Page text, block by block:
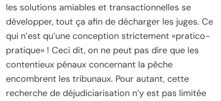
les solutions amiables et transactionnelles se
développer, tout ça afin de décharger les juges. Ce
qui n’est qu’une conception strictement «pratico-
pratique» ! Ceci dit, on ne peut pas dire que les
contentieux pénaux concernant la pêche
encombrent les tribunaux. Pour autant, cette
recherche de déjudiciarisation n’y est pas limitée